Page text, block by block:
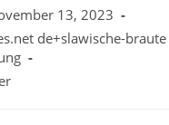
13, 2023
de+slawische-braute